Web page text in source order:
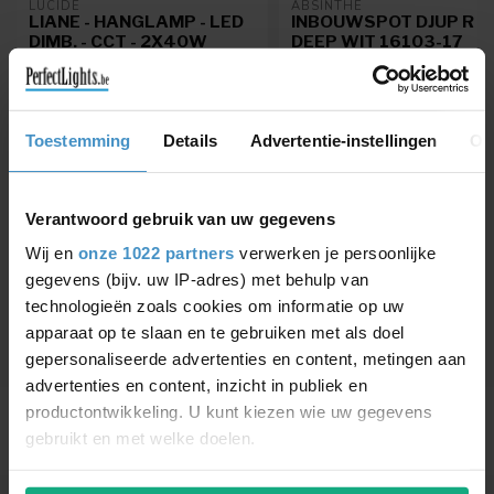
Toestemming Details Advertentie-instellingen
Verantwoord gebruik van uw gegevens
Wij en onze 1022 partners verwerken je persoonlijke
gegevens (bijv. uw IP-adres) met behulp van
technologieën zoals cookies om informatie op uw
apparaat op te slaan en te gebruiken met als doel
gepersonaliseerde advertenties en content, metingen aan
advertenties en content, inzicht in publiek en
productontwikkeling. U kunt kiezen wie uw gegevens
gebruikt en met welke doelen.
LUCIDE
LIANE - HANGLAMP - LED
DIMB. - CCT - 2X40W
BRUIN | VIBES
LIANE - Hanglamp - LED Dimb. -
CCT - 2x40W 2700K/4000K -
Roest bruin | Vibes - 4...
€579,95 €492,96
ABSINTHE
INBOUWSPOT DJUP R HI
DEEP WIT 16103-17
€16,95
BEKIJK COLLECTIE